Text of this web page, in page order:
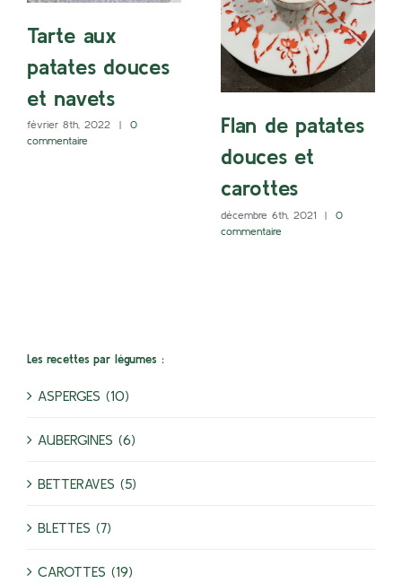
Tarte aux
patates douces
et navets
février 8th, 2022 |
0
commentaire
Flan de patates
douces et
carottes
décembre 6th, 2021 |
0
commentaire
Les recettes par légumes :
ASPERGES (10)
AUBERGINES (6)
BETTERAVES (5)
BLETTES (7)
CAROTTES (19)